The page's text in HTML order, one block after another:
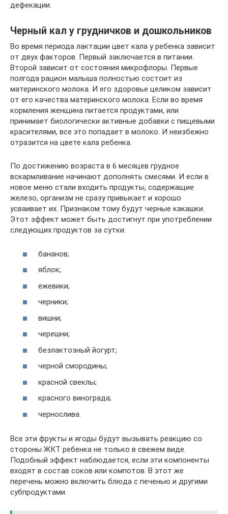
дефекации.
Черный кал у грудничков и дошкольников
Во время периода лактации цвет кала у ребенка зависит
от двух факторов. Первый заключается в питании.
Второй зависит от состояния микрофлоры. Первые
полгода рацион малыша полностью состоит из
материнского молока. И его здоровье целиком зависит
от его качества материнского молока. Если во время
кормления женщина питается продуктами, или
принимает биологически активные добавки с пищевыми
красителями, все это попадает в молоко. И неизбежно
отразится на цвете кала ребенка.
По достижению возраста в 6 месяцев грудное
вскармливание начинают дополнять смесями. И если в
новое меню стали входить продукты, содержащие
железо, организм не сразу привыкает и хорошо
усваивает их. Признаком тому будут черные какашки.
Этот эффект может быть достигнут при употреблении
следующих продуктов за сутки:
бананов;
яблок;
ежевики;
черники;
вишни;
черешни;
безлактозный йогурт;
черной смородины;
красной свеклы;
красного винограда;
чернослива.
Все эти фрукты и ягоды будут вызывать реакцию со
стороны ЖКТ ребенка не только в свежем виде.
Подобный эффект наблюдается, если эти компоненты
входят в состав соков или компотов. В этот же
перечень можно включить блюда с печенью и другими
субпродуктами.